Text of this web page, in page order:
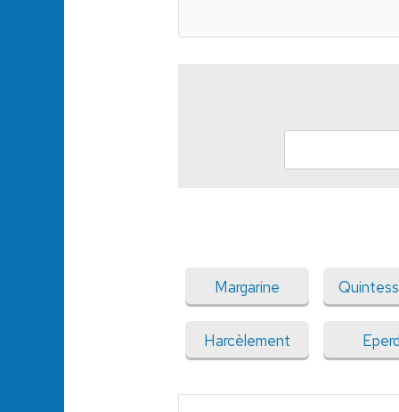
Margarine
Harcèlement